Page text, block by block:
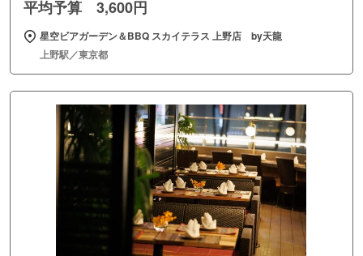
平均予算 3,600円
星空ビアガーデン＆BBQ スカイテラス 上野店 by天龍
上野駅／東京都